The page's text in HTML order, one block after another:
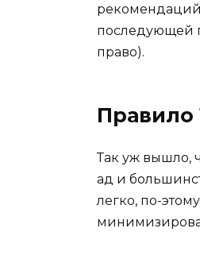
последующей
право).
Правило
Так уж вышло,
ад и
легко, по-